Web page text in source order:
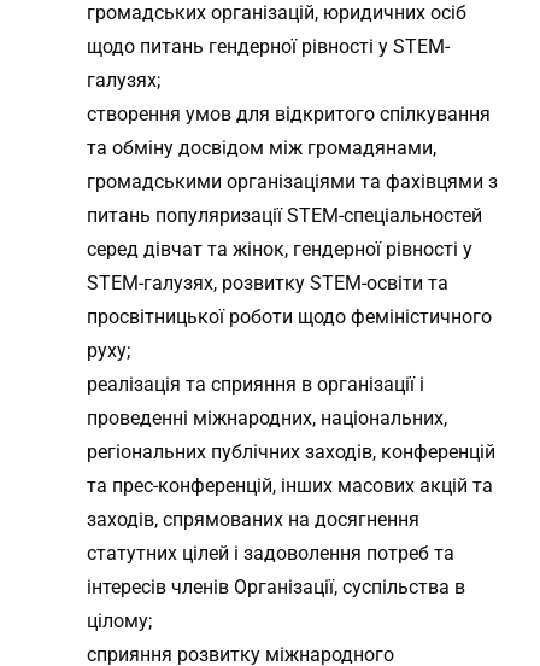
громадських організацій, юридичних осіб
щодо питань гендерної рівності у STEM-
галузях;
створення умов для відкритого спілкування
та обміну досвідом між громадянами,
громадськими організаціями та фахівцями з
питань популяризації STEM-спеціальностей
серед дівчат та жінок, гендерної рівності у
STEM-галузях, розвитку STEM-освіти та
просвітницької роботи щодо феміністичного
руху;
реалізація та сприяння в організації і
проведенні міжнародних, національних,
регіональних публічних заходів, конференцій
та прес-конференцій, інших масових акцій та
заходів, спрямованих на досягнення
статутних цілей і задоволення потреб та
інтересів членів Організації, суспільства в
цілому;
сприяння розвитку міжнародного